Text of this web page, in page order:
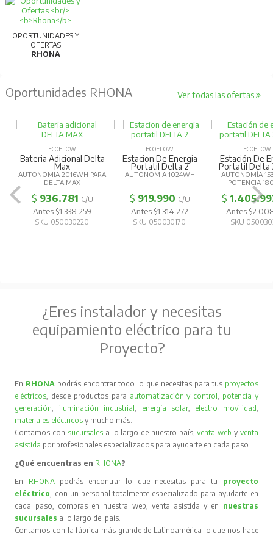
OPORTUNIDADES Y
OFERTAS
RHONA
Oportunidades RHONA Ver todas las ofertas
ECOFLOW
Bateria Adicional Delta
Max
AUTONOMIA 2016WH PARA
DELTA MAX
$ 936.781 C/U
Antes $1.338.259
SKU 050030220
ECOFLOW
Estacion De Energia
Portatil Delta 2
AUTONOMIA 1024WH
$ 919.990 C/U
Antes $1.314.272
SKU 050030170
ECOFLOW
Estación De
Portatil Delta
AUTONOMÍA
POTENCIA
$
Antes
SKU
¿Eres instalador y necesitas
equipamiento eléctrico para tu
Proyecto?
En RHONA podrás encontrar todo lo que necesitas para tus proyectos
eléctricos, desde productos para automatización y control, potencia y
generación, iluminación industrial, energía solar, electro movilidad,
materiales eléctricos y mucho más…
Contamos con sucursales a lo largo de nuestro país,venta web y venta
asistida por profesionales especializados para ayudarte en cada paso.
¿Qué encuentras en RHONA?
En RHONA podrás encontrar lo que necesitas para tu proyecto
eléctrico, con un personal totalmente especializado para ayudarte en
cada paso, compras en nuestra web, venta asistida y en nuestras
sucursales a lo largo del país.
Contamos con la fábrica más grande de Latinoamérica lo que nos hace